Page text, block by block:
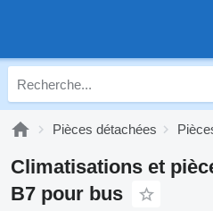
Pièces détachées
Climatisations et
B7 pour bus